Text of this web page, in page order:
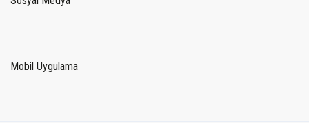
Mobil Uygulama